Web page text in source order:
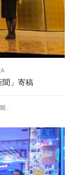
聞」寄稿
...